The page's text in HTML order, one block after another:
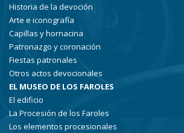
Historia de la devoción
Arte e iconografía
Capillas y hornacina
Patronazgo y coronación
Fiestas patronales
Otros actos devocionales
EL MUSEO DE LOS FAROLES
El edificio
La Procesión de los Faroles
Los elementos procesionales